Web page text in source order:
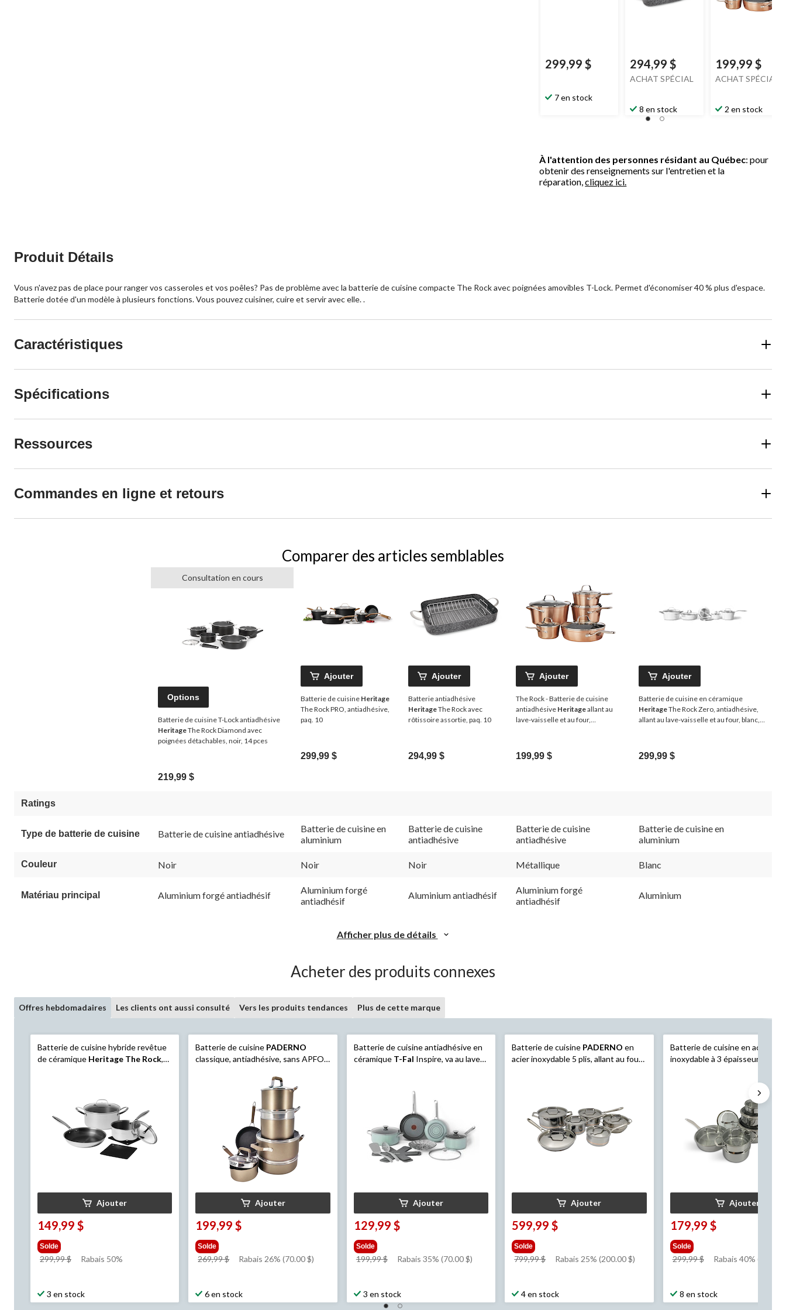
299,99 $
7 en stock
294,99 $
ACHAT SPÉCIAL
8 en stock
199,99 $
ACHAT SPÉCIAL
2 en stock
À l'attention des personnes résidant au Québec: pour
obtenir des renseignements sur l'entretien et la
réparation,cliquez ici.
Produit Détails
Vous n'avez pas de place pour ranger vos casseroles et vos poêles? Pas de problème avec la batterie de cuisine compacte The Rock avec poignées amovibles T-Lock. Permet d'économiser 40 % plus d'espace.
Batterie dotée d'un modèle à plusieurs fonctions. Vous pouvez cuisiner, cuire et servir avec elle. .
Caractéristiques
Spécifications
Ressources
Commandes en ligne et retours
Comparer des articles semblables
Consultation en cours
Options
Batterie de cuisine T-Lock antiadhésive
HeritageThe Rock Diamond avec
poignées détachables, noir, 14 pces
219,99 $
Ajouter
Batterie de cuisine Heritage
The Rock PRO, antiadhésive,
paq. 10
299,99 $
Ajouter
Batterie antiadhésive
HeritageThe Rock avec
rôtissoire assortie, paq. 10
294,99 $
Ajouter
The Rock - Batterie de cuisine
antiadhésive Heritageallant au
lave-vaisselle et au four,
199,99 $
Ajouter
Batterie de cuisine en céramique
HeritageThe Rock Zero, antiadhésive,
allant au lave-vaisselle et au four, blanc,
299,99 $
Ratings
Type de batterie de cuisine Batterie de cuisine antiadhésive
Batterie de cuisine en
aluminium
Batterie de cuisine
antiadhésive
Batterie de cuisine
antiadhésive
Batterie de cuisine en
aluminium
Couleur Noir Noir Noir Métallique Blanc
Matériau principal Aluminium forgé antiadhésif
Aluminium forgé
antiadhésif
Aluminium antiadhésif
Aluminium forgé
antiadhésif
Aluminium
Afficher plus de détails
Acheter des produits connexes
Offres hebdomadaires Les clients ont aussi consulté Vers les produits tendances Plus de cette marque
Batterie de cuisine hybride revêtue
de céramique Heritage The Rock,
Ajouter
149,99 $
Solde
299,99 $
prixRabais 50%
3 en stock
Batterie de cuisine PADERNO
classique, antiadhésive, sans APFO,
Ajouter
199,99 $
Solde
269,99 $
prix
Rabais 26% (70.00 $)
6 en stock
Batterie de cuisine antiadhésive en
céramique T-Fal Inspire, va au lave-
Ajouter
129,99 $
Solde
199,99 $
prixRabais 35% (70.00 $)
3 en stock
Batterie de cuisine PADERNO en
acier inoxydable 5 plis, allant au four,
Ajouter
599,99 $
Solde
799,99 $
prixRabais 25% (200.00 $)
4 en stock
Batterie de cuisine en acier
inoxydable à 3 épaisseurs Vida
Ajouter
179,99 $
Solde
299,99 $
prixRabais 40% (120.00
8 en stock